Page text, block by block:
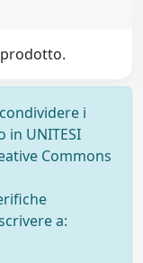
i
UNITESI
Commons
a: